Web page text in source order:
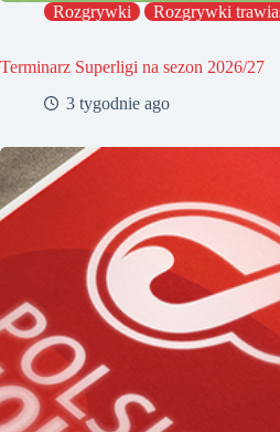
Rozgrywki Rozgrywki
Terminarz Superligi na sezon 2026/27
3 tygodnie ago